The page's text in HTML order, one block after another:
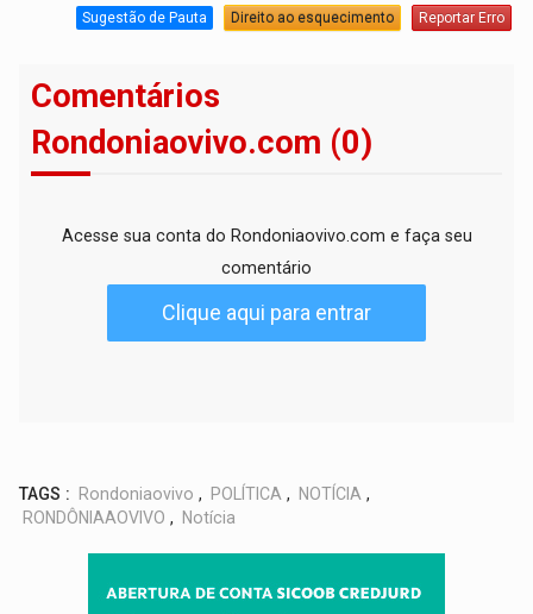
Sugestão de Pauta Direito ao esquecimento Reportar Erro
Comentários
Rondoniaovivo.com (0)
Acesse sua conta do Rondoniaovivo.com e faça seu
comentário
Clique aqui para entrar
TAGS : Rondoniaovivo , POLÍTICA , NOTÍCIA ,
RONDÔNIAAOVIVO , Notícia